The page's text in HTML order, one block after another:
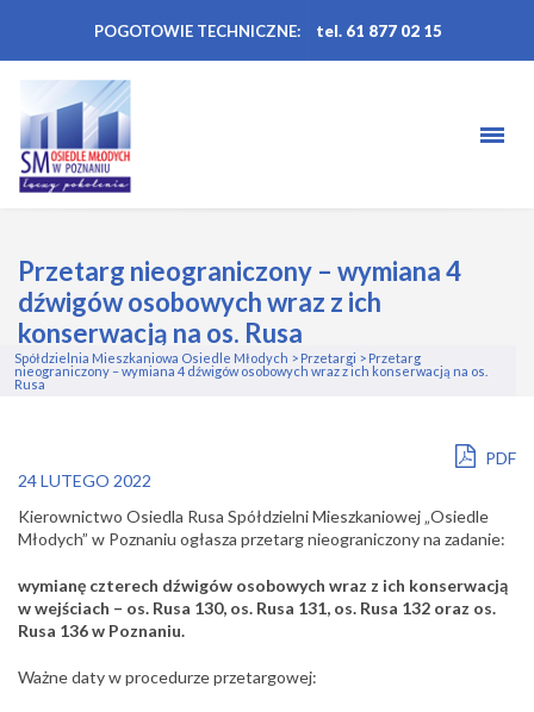
POGOTOWIE TECHNICZNE: tel. 61 877 02 15
Przetarg nieograniczony – wymiana 4
dźwigów osobowych wraz z ich
konserwacją na os. Rusa
Spółdzielnia Mieszkaniowa Osiedle Młodych > Przetargi > Przetarg
nieograniczony – wymiana 4 dźwigów osobowych wraz z ich konserwacją na os.
Rusa
PDF
24 LUTEGO 2022
Kierownictwo Osiedla Rusa Spółdzielni Mieszkaniowej „Osiedle
Młodych” w Poznaniu ogłasza przetarg nieograniczony na zadanie:
wymianę czterech dźwigów osobowych wraz z ich konserwacją
w wejściach – os. Rusa 130, os. Rusa 131, os. Rusa 132 oraz os.
Rusa 136 w Poznaniu.
Ważne daty w procedurze przetargowej: